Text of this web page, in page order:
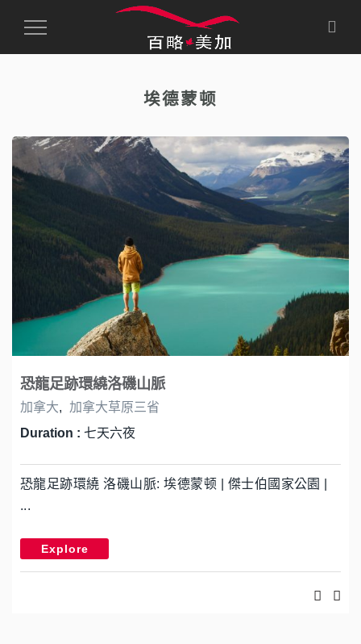
Toggle
埃德蒙顿
恐龍足跡環繞洛磯山脈
加拿大,
加拿大草原三省
Duration : 七天六夜
恐龍足跡環繞 洛磯山脈: 埃德蒙顿 | 傑士伯國家公園 |
...
Explore